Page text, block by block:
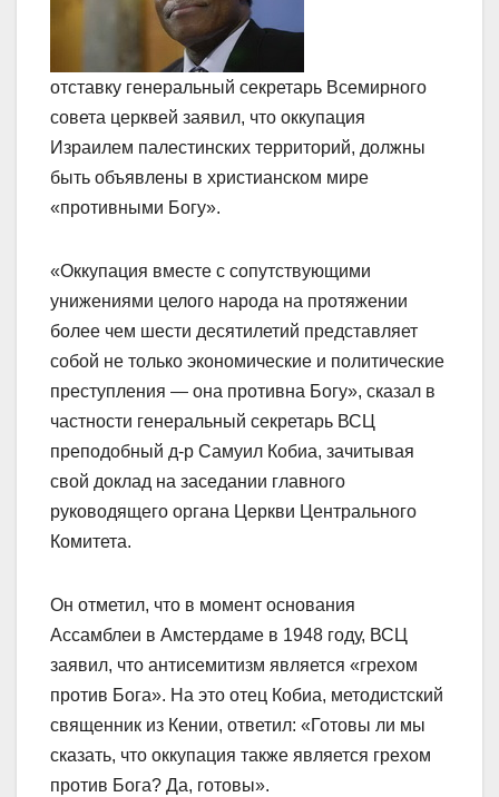
отставку генеральный секретарь Всемирного
совета церквей заявил, что оккупация
Израилем палестинских территорий, должны
быть объявлены в христианском мире
«противными Богу».
«Оккупация вместе с сопутствующими
унижениями целого народа на протяжении
более чем шести десятилетий представляет
собой не только экономические и политические
преступления — она противна Богу», сказал в
частности генеральный секретарь ВСЦ
преподобный д-р Самуил Кобиа, зачитывая
свой доклад на заседании главного
руководящего органа Церкви Центрального
Комитета.
Он отметил, что в момент основания
Ассамблеи в Амстердаме в 1948 году, ВСЦ
заявил, что антисемитизм является «грехом
против Бога». На это отец Кобиа, методистский
священник из Кении, ответил: «Готовы ли мы
сказать, что оккупация также является грехом
против Бога? Да, готовы».